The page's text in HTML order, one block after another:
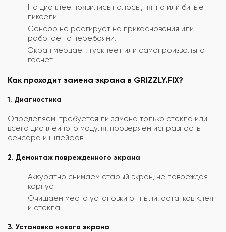
На дисплее появились полосы, пятна или битые
пиксели.
Сенсор не реагирует на прикосновения или
работает с перебоями.
Экран мерцает, тускнеет или самопроизвольно
гаснет.
Как проходит замена экрана в GRIZZLY.FIX?
1. Диагностика
Определяем, требуется ли замена только стекла или
всего дисплейного модуля, проверяем исправность
сенсора и шлейфов.
2. Демонтаж поврежденного экрана
Аккуратно снимаем старый экран, не повреждая
корпус.
Очищаем место установки от пыли, остатков клея
и стекла.
3. Установка нового экрана